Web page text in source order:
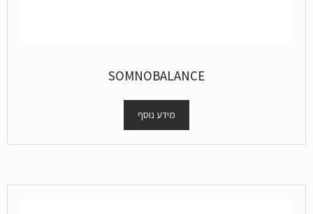
SOMNOBALANCE
מידע נוסף